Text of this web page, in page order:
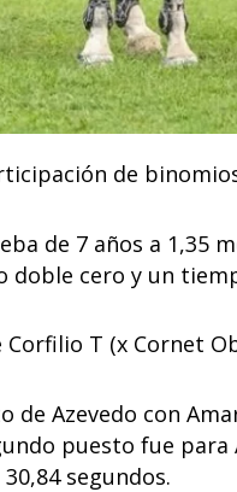
de
de 7 años a 1,35
cero y un
T (x Cornet
de Azevedo con
puesto fue
segundos.